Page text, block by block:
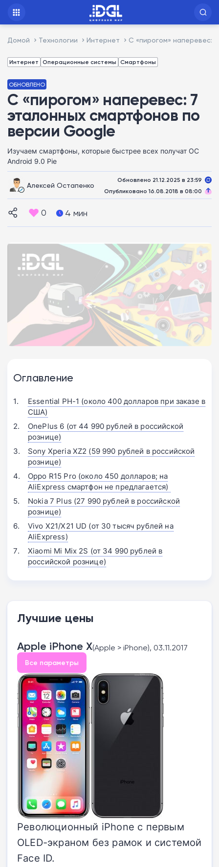
Домой Технологии Интернет С «пирогом» наперевес:
Интернет Операционные системы Смартфоны
ОБНОВЛЕНО
С «пирогом» наперевес: 7
эталонных смартфонов по
версии Google
Изучаем смартфоны, которые быстрее всех получат ОС
Android 9.0 Pie
Алексей Остапенко
Обновлено 21.12.2025 в 23:59
Опубликовано 16.08.2018 в 08:00
0 4 мин
Оглавление
Essential PH-1 (около 400 долларов при заказе в
США)
OnePlus 6 (от 44 990 рублей в российской
рознице)
Sony Xperia XZ2 (59 990 рублей в российской
рознице)
Oppo R15 Pro (около 450 долларов; на
AliExpress смартфон не предлагается)
Nokia 7 Plus (27 990 рублей в российской
рознице)
Vivo X21/X21 UD (от 30 тысяч рублей на
AliExpress)
Xiaomi Mi Mix 2S (от 34 990 рублей в
российской рознице)
Лучшие цены
Apple iPhone X(Apple > iPhone), 03.11.2017
Все параметры
Революционный iPhone с первым
OLED-экраном без рамок и системой
Face ID.